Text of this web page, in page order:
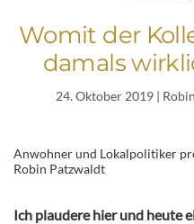
Womit der
damals
24. Oktober 2019 |
Anwohner und Lokalpolitiker
Robin Patzwaldt
Ich plaudere hier und heute